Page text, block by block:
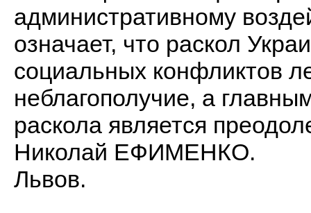
административному
означает, что раскол
социальных конфликтов
неблагополучие, а
раскола является
Николай ЕФИМЕНКО.
Львов.